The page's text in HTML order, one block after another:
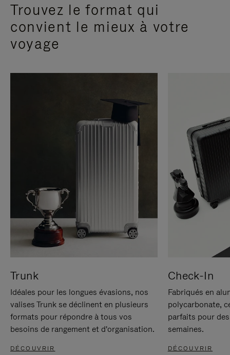
Trouvez le format qui
convient le mieux à votre
voyage
Trunk
Idéales pour les longues évasions, nos
valises Trunk se déclinent en plusieurs
formats pour répondre à tous vos
besoins de rangement et d'organisation.
DÉCOUVRIR
Check-In
Fabriqués en
polycarbonate,
parfaits pour
semaines.
DÉCOUVRIR